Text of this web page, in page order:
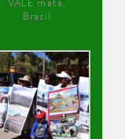
VALE mata,
Brasil